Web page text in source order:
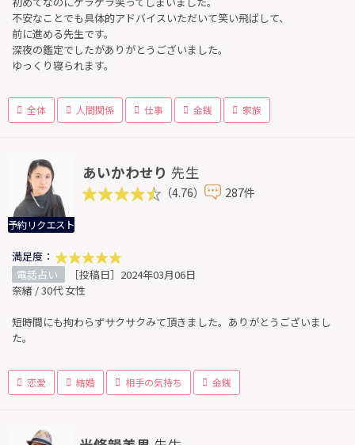
不安なことでも具体的アドバイスいただいて笑い飛ばして、
前に進める先生です。
深夜の鑑定でしたがありがとうございました。
ゆっくり寝られます。
全体 人間関係 仕事 金銭 家族
予約リクエスト
あいかわせり 先生
（4.76） 287件
満足度：
電話占い
［投稿日］2024年03月06日
奈緒 / 30代 女性
短時間にも拘わらずサクサクみて頂きました。ありがとうございまし
た。
恋愛 結婚 相手の気持ち 金銭